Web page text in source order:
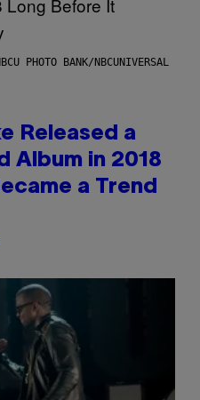
PHOTO BANK/NBCUNIVERSAL
Released a
Album in 2018
a Trend